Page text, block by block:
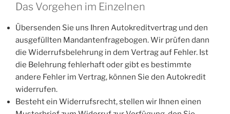
Das Vorgehen im Einzelnen
Übersenden Sie uns Ihren Autokreditvertrag und den
ausgefüllten Mandantenfragebogen. Wir prüfen dann
die Widerrufsbelehrung in dem Vertrag auf Fehler. Ist
die Belehrung fehlerhaft oder gibt es bestimmte
andere Fehler im Vertrag, können Sie den Autokredit
widerrufen.
Besteht ein Widerrufsrecht, stellen wir Ihnen einen